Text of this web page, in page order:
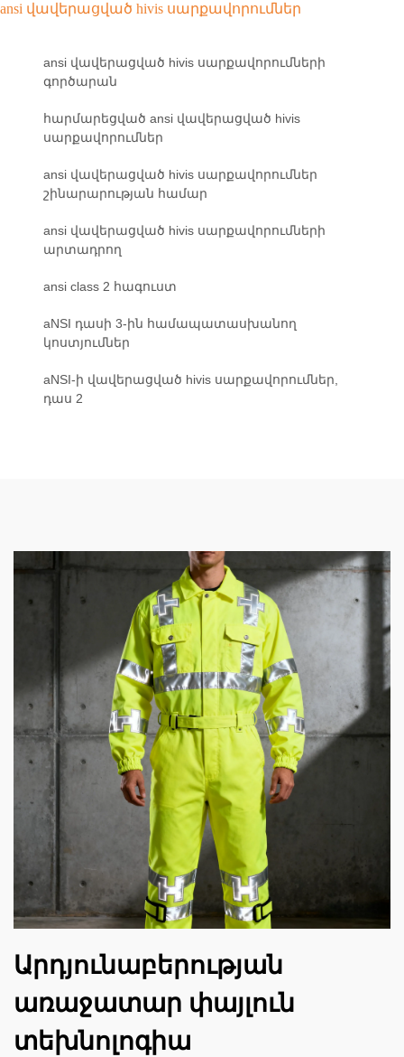
ansi վավերացված hivis սարքավորումներ
ansi վավերացված hivis սարքավորումների
գործարան
հարմարեցված ansi վավերացված hivis
սարքավորումներ
ansi վավերացված hivis սարքավորումներ
շինարարության համար
ansi վավերացված hivis սարքավորումների
արտադրող
ansi class 2 հագուստ
aNSI դասի 3-ին համապատասխանող
կոստյումներ
aNSI-ի վավերացված hivis սարքավորումներ,
դաս 2
Արդյունաբերության
առաջատար փայլուն
տեխնոլոգիա